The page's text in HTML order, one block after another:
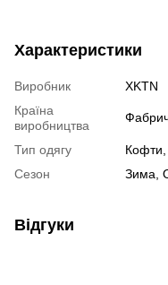
Характеристики
Виробник
XKTN
Країна
виробництва
Тип одягу
Кофти,
Сезон
Зима,
Відгуки